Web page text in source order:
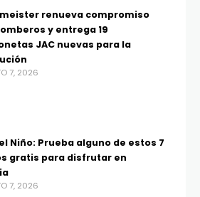
renueva compromiso
y entrega 19
JAC nuevas para la
7, 2026
Niño: Prueba alguno de estos 7
gratis para disfrutar en
7, 2026